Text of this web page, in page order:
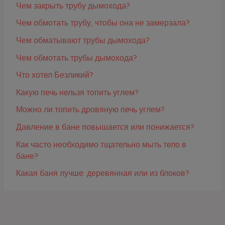
Чем закрыть трубу дымохода?
Чем обмотать трубу, чтобы она не замерзала?
Чем обматывают трубы дымохода?
Чем обмотать трубы дымохода?
Что хотел Безликий?
Какую печь нельзя топить углем?
Можно ли топить дровяную печь углем?
Давление в бане повышается или понижается?
Как часто необходимо тщательно мыть тело в
бане?
Какая баня лучше: деревянная или из блоков?